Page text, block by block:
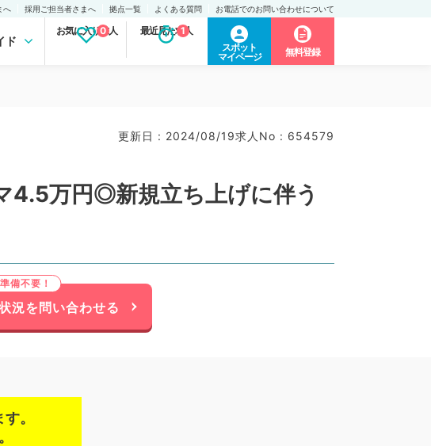
へ 採用ご担当者さまへ 拠点一覧 よくある質問 お電話でのお問い合わせについて
ド
お気に入り求人
0 最近見た求人
1
スポット
マイページ
無料登録
更新日 : 2024/08/19求人No : 654579
4.5万円◎新規立ち上げに伴う
況を問い合わせる
。